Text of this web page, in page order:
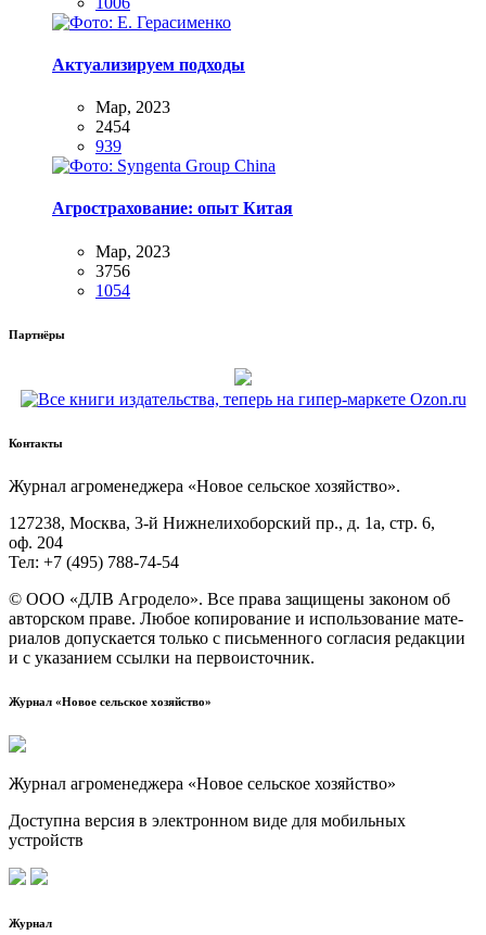
Актуализируем подходы
Мар, 2023
2454
939
Агрострахование: опыт Китая
Мар, 2023
3756
1054
Партнёры
Контакты
Жур­нал агро­ме­не­дже­ра «Новое сель­ское хозяйство».
127238, Москва, 3‑й Ниж­не­ли­хо­бор­ский пр., д. 1а, стр. 6,
оф. 204
Тел: +7 (495) 788‑74‑54
© ООО «ДЛВ Агро­де­ло». Все пра­ва защи­ще­ны зако­ном об
автор­ском пра­ве. Любое копи­ро­ва­ние и исполь­зо­ва­ние мате­
ри­а­лов допус­ка­ет­ся толь­ко с пись­мен­но­го согла­сия редак­ции
и с ука­за­ни­ем ссыл­ки на первоисточник.
Журнал «Новое сельское хозяйство»
Журнал агроменеджера «Новое сельское хозяйство»
Доступна версия в электронном виде для мобильных
устройств
Журнал